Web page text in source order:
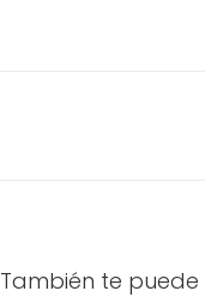
También te